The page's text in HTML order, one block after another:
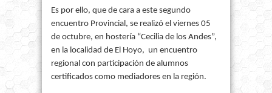
Es por ello, que de cara a este segundo
encuentro Provincial, se realizó el viernes 05
de octubre, en hostería “Cecilia de los Andes”,
en la localidad de El Hoyo, un encuentro
regional con participación de alumnos
certificados como mediadores en la región.